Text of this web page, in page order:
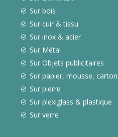
Sur bois
Sur cuir & tissu
Sur inox & acier
Sur Métal
Sur Objets publicitaires
Sur papier, mousse, carton
Sur pierre
Sur plexiglass & plastique
Sur verre